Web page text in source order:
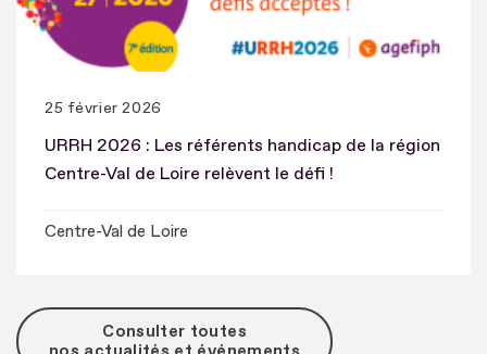
25 février 2026
URRH 2026 : Les référents handicap de la région
Centre-Val de Loire relèvent le défi !
Centre-Val de Loire
Consulter toutes